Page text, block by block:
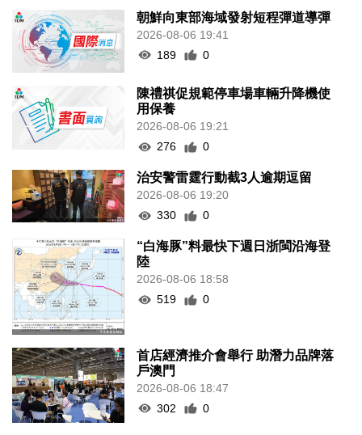
朝鮮向東部海域發射短程彈道導彈
2026-08-06 19:41
189
0
陳禮祺促規範停車場車輛升降機使
用保養
2026-08-06 19:21
276
0
治安警雷霆行動截3人逾期逗留
2026-08-06 19:20
330
0
“白海豚”料最快下週日浙閩沿海登
陸
2026-08-06 18:58
519
0
首店經濟推介會舉行 助潛力品牌落
戶澳門
2026-08-06 18:47
302
0